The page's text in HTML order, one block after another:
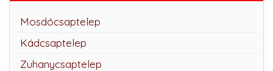
Mosdócsaptelep
Kádcsaptelep
Zuhanycsaptelep